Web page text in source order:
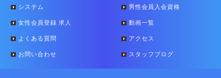
システム 男性会員入会資格
女性会員登録 求人 動画一覧
よくある質問 アクセス
お問い合わせ スタッフブログ